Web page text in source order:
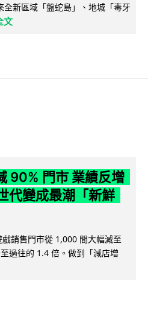
新區域「盤蛇島」、地城「毒牙
文
90% 門市 業績反增
代變成最潮「新鮮
銷售門市從 1,000 間大幅減至
過往的 1.4 倍。做到「減店增